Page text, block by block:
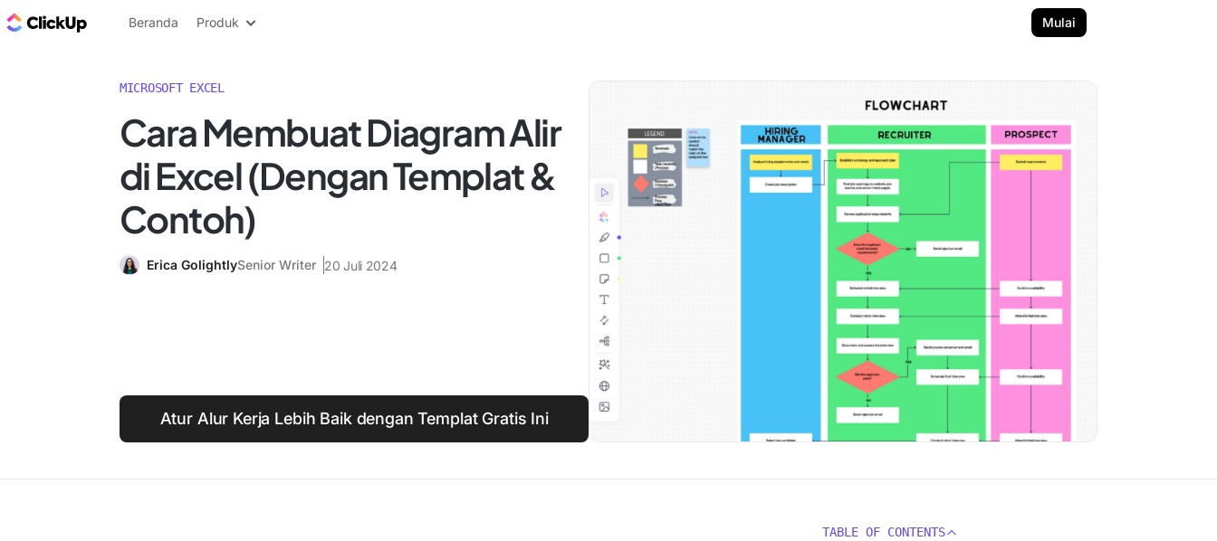
Blog ClickUp
Beranda Produk Mulai
MICROSOFT EXCEL
Cara Membuat Diagram Alir
di Excel (Dengan Templat &
Contoh)
Erica GolightlySenior Writer 20 Juli 2024
Atur Alur Kerja Lebih Baik dengan Templat Gratis Ini
TABLE OF CONTENTS